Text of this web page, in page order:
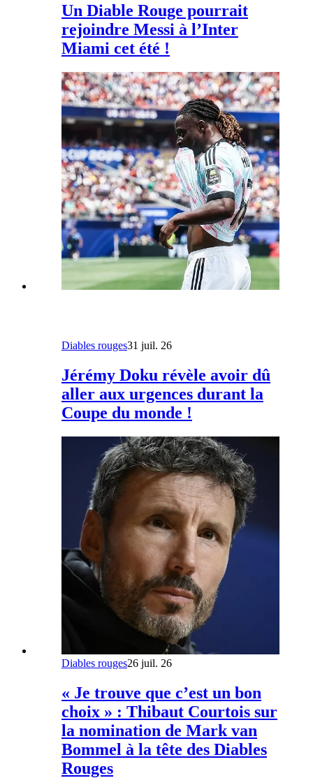
Un Diable Rouge pourrait
rejoindre Messi à l’Inter
Miami cet été !
Diables rouges31 juil. 26
Jérémy Doku révèle avoir dû
aller aux urgences durant la
Coupe du monde !
Diables rouges26 juil. 26
« Je trouve que c’est un bon
choix » : Thibaut Courtois sur
la nomination de Mark van
Bommel à la tête des Diables
Rouges